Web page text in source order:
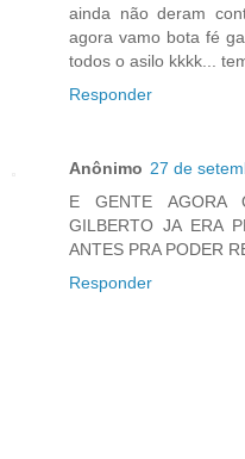
ainda não deram
agora vamo bota fé
todos o asilo kkkk...
Responder
Anônimo 27 de
E GENTE AGORA
GILBERTO JA ERA
ANTES PRA PODER
Responder